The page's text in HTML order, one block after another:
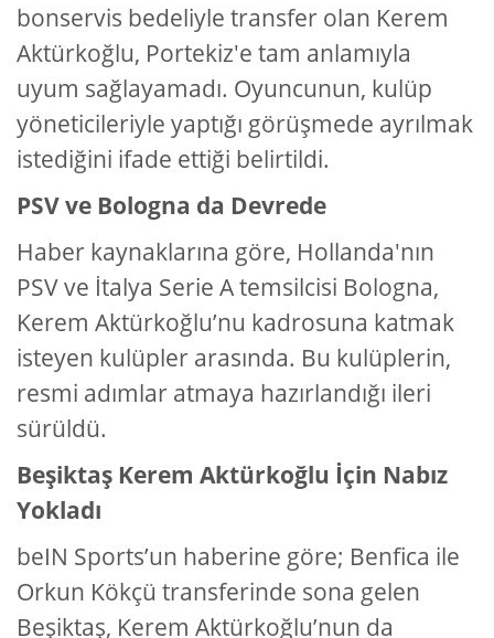
bonservis bedeliyle transfer olan Kerem
Aktürkoğlu, Portekiz'e tam anlamıyla
uyum sağlayamadı. Oyuncunun, kulüp
yöneticileriyle yaptığı görüşmede ayrılmak
istediğini ifade ettiği belirtildi.
PSV ve Bologna da Devrede
Haber kaynaklarına göre, Hollanda'nın
PSV ve İtalya Serie A temsilcisi Bologna,
Kerem Aktürkoğlu’nu kadrosuna katmak
isteyen kulüpler arasında. Bu kulüplerin,
resmi adımlar atmaya hazırlandığı ileri
sürüldü.
Beşiktaş Kerem Aktürkoğlu İçin Nabız
Yokladı
beIN Sports’un haberine göre; Benfica ile
Orkun Kökçü transferinde sona gelen
Beşiktaş, Kerem Aktürkoğlu’nun da